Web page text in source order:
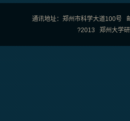
通讯地址：郑州市科学大道100
?2013 郑州大学